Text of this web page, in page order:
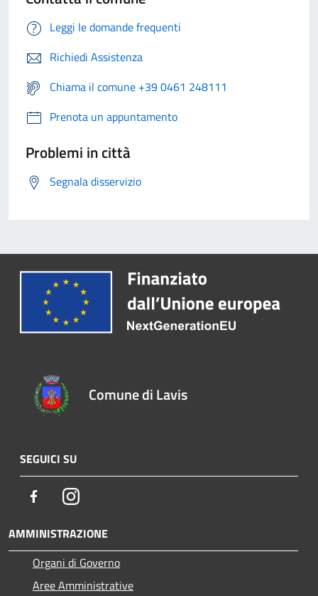
Leggi le domande frequenti
Richiedi Assistenza
Chiama il comune +39 0461 248111
Prenota un appuntamento
Problemi in città
Segnala disservizio
Comune di Lavis
SEGUICI SU
FacebookInstagram
AMMINISTRAZIONE
Organi di Governo
Aree Amministrative